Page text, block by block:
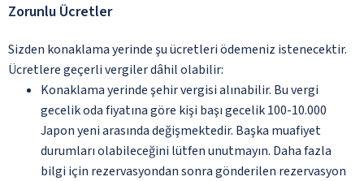
Zorunlu Ücretler
Sizden konaklama yerinde şu ücretleri ödemeniz istenecektir.
Ücretlere geçerli vergiler dâhil olabilir:
Konaklama yerinde şehir vergisi alınabilir. Bu vergi
gecelik oda fiyatına göre kişi başı gecelik 100-10.000
Japon yeni arasında değişmektedir. Başka muafiyet
durumları olabileceğini lütfen unutmayın. Daha fazla
bilgi için rezervasyondan sonra gönderilen rezervasyon